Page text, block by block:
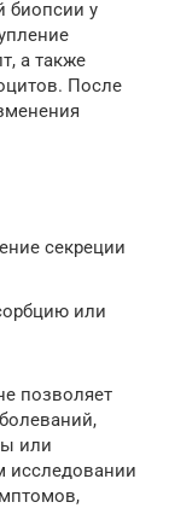
биопсии у
а также
После
секреции
или
позволяет
или
исследовании